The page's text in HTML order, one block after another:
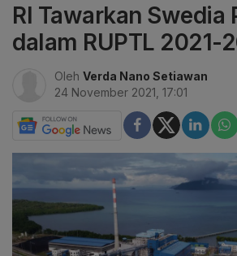
RI Tawarkan Swedia
dalam RUPTL 2021-
Oleh Verda Nano Setiawan
24 November 2021, 17:01